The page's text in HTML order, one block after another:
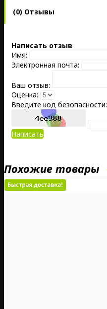
(0) Отзывы
Написать отзыв
Имя:
Электронная почта:
Ваш отзыв:
Оценка:
Введите код безопасности:
Написать
Похожие товары